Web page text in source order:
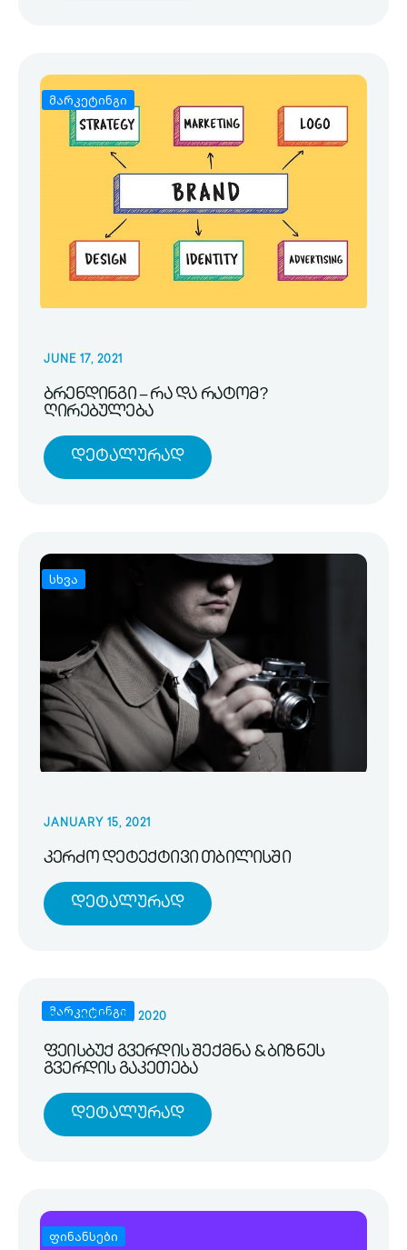
მარკეტინგი
JUNE 17, 2021
ბრენდინგი – რა და რატომ?
ღირებულება
Დეტალურად
სხვა
JANUARY 15, 2021
კერძო დეტექტივი თბილისში
Დეტალურად
მარკეტინგი
NOVEMBER 25, 2020
ფეისბუქ გვერდის შექმნა & ბიზნეს
გვერდის გაკეთება
Დეტალურად
ფინანსები